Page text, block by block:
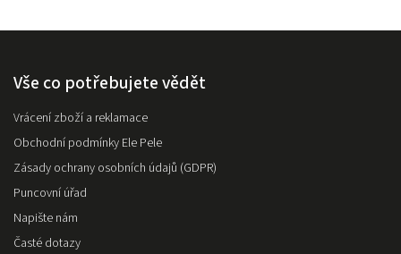
Vše co potřebujete vědět
Vrácení zboží a reklamace
Obchodní podmínky Ele Pele
Zásady ochrany osobních údajů (GDPR)
Puncovní úřad
Napište nám
Časté dotazy